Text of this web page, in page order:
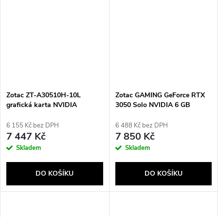
Zotac ZT-A30510H-10L
grafická karta NVIDIA
GDDR6
6 155 Kč bez DPH
7 447 Kč
Skladem
DO KOŠÍKU
Zotac GAMING GeForce RTX
3050 Solo NVIDIA 6 GB
6 488 Kč bez DPH
7 850 Kč
Skladem
DO KOŠÍKU